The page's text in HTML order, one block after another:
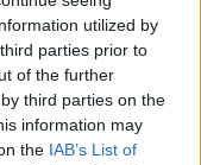
utilized by
parties prior to
of the further
third parties on the
information may
the IAB’s List of
Dva případy
Když už ale
dravce, myslím, že
ornitologů.